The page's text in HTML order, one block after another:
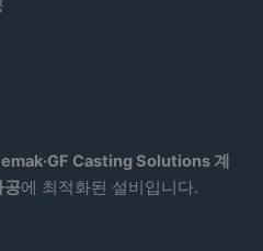
Casting Solutions 계
공에 최적화된 설비입니다.